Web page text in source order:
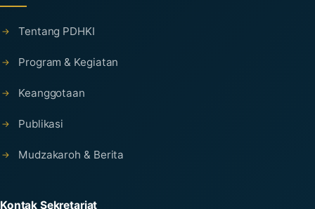
Tentang PDHKI
Program & Kegiatan
Keanggotaan
Publikasi
Mudzakaroh & Berita
Kontak Sekretariat